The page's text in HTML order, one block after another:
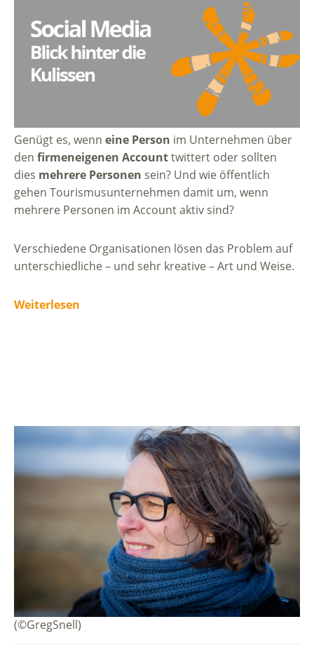
Genügt es, wenn eine Person im Unternehmen über
den firmeneigenen Accounttwittert oder sollten
dies mehrere Personen sein? Und wie öffentlich
gehen Tourismusunternehmen damit um, wenn
mehrere Personen im Account aktiv sind?
Verschiedene Organisationen lösen das Problem auf
unterschiedliche – und sehr kreative – Art und Weise.
Weiterlesen
(©GregSnell)